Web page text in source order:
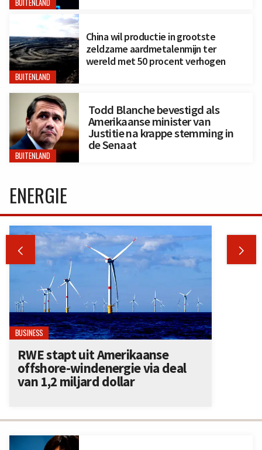
BUITENLAND
BUITENLAND
China wil productie in grootste
zeldzame aardmetalenmijn ter
wereld met 50 procent verhogen
BUITENLAND
Todd Blanche bevestigd als
Amerikaanse minister van
Justitie na krappe stemming in
de Senaat
ENERGIE
 
BUSINESS
RWE stapt uit Amerikaanse
offshore-windenergie via deal
van 1,2 miljard dollar